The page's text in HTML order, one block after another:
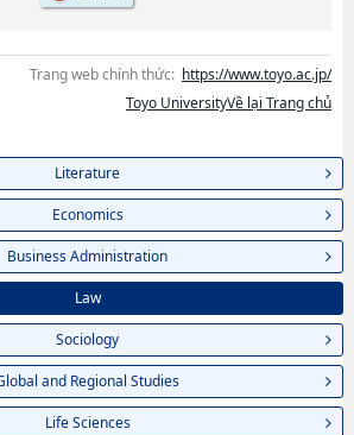
ngành học, thông tin liên quan đến thi tuyển
số lượng trúng tuyển, cở sở trang thiết bị, hướng
Trang web chính thức: https://www.toyo.ac.jp/
Toyo UniversityVề lại Trang chủ
Literature
Economics
Business Administration
Law
Sociology
and Regional Studies
Life Sciences